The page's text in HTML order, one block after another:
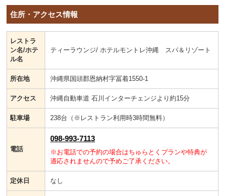
住所・アクセス情報
レストラ
ン名/ホテ
ル名
ティーラウンジ/ ホテルモントレ沖縄 スパ＆リゾート
所在地 沖縄県国頭郡恩納村字冨着1550-1
アクセス 沖縄自動車道 石川インターチェンジより約15分
駐車場 238台（※レストラン利用時3時間無料）
電話
098-993-7113
※お電話での予約の場合はちゅらとくプランや特典が
適応されませんので予めご了承ください。
定休日 なし